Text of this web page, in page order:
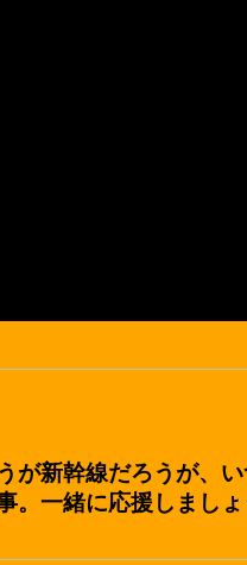
が新幹線だろうが、
。一緒に応援しましょ